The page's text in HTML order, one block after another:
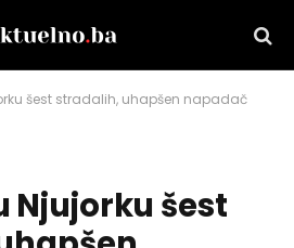
šest stradalih, uhapšen napadač
Njujorku šest